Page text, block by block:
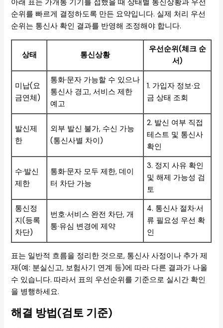
아래 표는 가개통 기기를 접했을 때 상태별 통신상황과 우선
순위를 빠르게 결정하도록 만든 요약입니다. 실제 처리 우선
순위는 통신사 확인 결과를 반영해 조정해야 합니다.
상태 통신상황
우선순위(체크 순
서)
미납(요
금연체)
통화·문자 가능할 수 있으나
통신사 경고, 서비스 제한
예고
1. 가입자 정보·요
금 상태 조회
발신제
한
외부 발신 불가, 수신 가능
(통신사별 차이)
2. 발신 여부 직접
테스트 및 통신사
확인
수·발신
제한
통화·문자 모두 제한, 데이
터 차단 가능
3. 정지 사유 확인
및 해제 가능성 검
토
통신정
지(등록
차단)
번호·서비스 완전 차단, 개
통·유심 변경에 제약
4. 통신사 절차·서
류 필요성 우선 확
인
표는 일반적 흐름을 정리한 것으로, 통신사 사정이나 추가 제
재(예: 분실신고, 보험사기 연계 등)에 따라 다른 결과가 나올
수 있습니다. 따라서 표의 우선순위를 기준으로 실시간 확인
을 병행하세요.
해결 방법(검토 기준)